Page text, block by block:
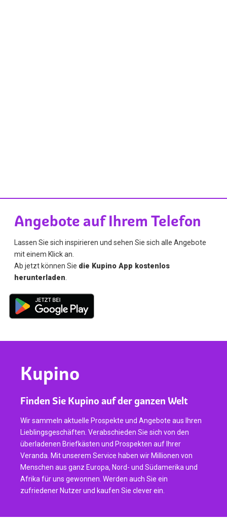
Angebote auf Ihrem Telefon
Lassen Sie sich inspirieren und sehen Sie sich alle Angebote
mit einem Klick an.
Ab jetzt können Sie die Kupino App kostenlos
herunterladen
Kupino
Finden Sie Kupino auf der ganzen Welt
Wir sammeln aktuelle Prospekte und Angebote aus Ihren
Lieblingsgeschäften. Verabschieden Sie sich von den
überladenen Briefkästen und Prospekten auf Ihrer
Veranda. Mit unserem Service haben wir Millionen von
Menschen aus ganz Europa, Nord- und Südamerika und
Afrika für uns gewonnen. Werden auch Sie ein
zufriedener Nutzer und kaufen Sie clever ein.